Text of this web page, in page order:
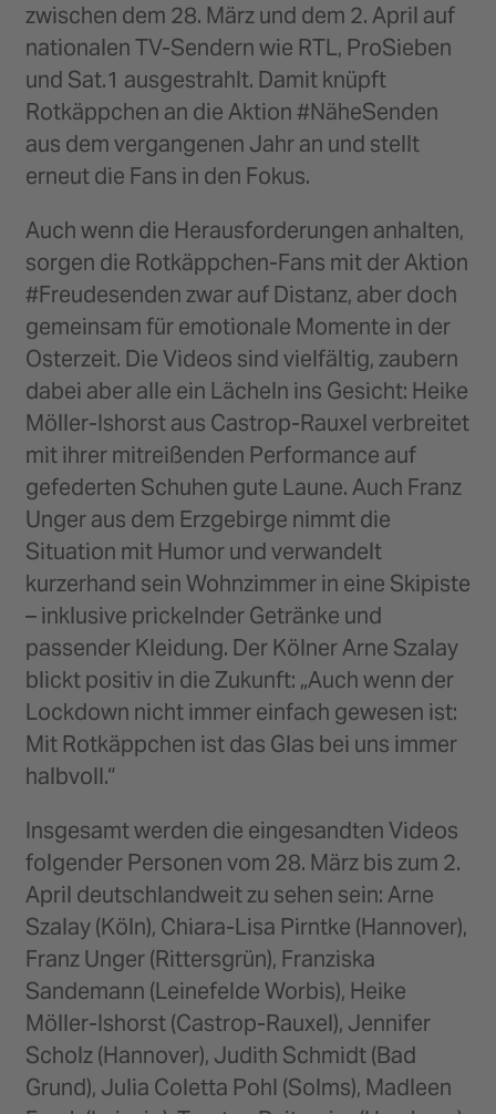
zwischen dem 28. März und dem 2. April auf
nationalen TV-Sendern wie RTL, ProSieben
und Sat.1 ausgestrahlt. Damit knüpft
Rotkäppchen an die Aktion #NäheSenden
aus dem vergangenen Jahr an und stellt
erneut die Fans in den Fokus.
Auch wenn die Herausforderungen anhalten,
sorgen die Rotkäppchen-Fans mit der Aktion
#Freudesenden zwar auf Distanz, aber doch
gemeinsam für emotionale Momente in der
Osterzeit. Die Videos sind vielfältig, zaubern
dabei aber alle ein Lächeln ins Gesicht: Heike
Möller-Ishorst aus Castrop-Rauxel verbreitet
mit ihrer mitreißenden Performance auf
gefederten Schuhen gute Laune. Auch Franz
Unger aus dem Erzgebirge nimmt die
Situation mit Humor und verwandelt
kurzerhand sein Wohnzimmer in eine Skipiste
– inklusive prickelnder Getränke und
passender Kleidung. Der Kölner Arne Szalay
blickt positiv in die Zukunft: „Auch wenn der
Lockdown nicht immer einfach gewesen ist:
Mit Rotkäppchen ist das Glas bei uns immer
halbvoll.“
Insgesamt werden die eingesandten Videos
folgender Personen vom 28. März bis zum 2.
April deutschlandweit zu sehen sein: Arne
Szalay (Köln), Chiara-Lisa Pirntke (Hannover),
Franz Unger (Rittersgrün), Franziska
Sandemann (Leinefelde Worbis), Heike
Möller-Ishorst (Castrop-Rauxel), Jennifer
Scholz (Hannover), Judith Schmidt (Bad
Grund), Julia Coletta Pohl (Solms), Madleen